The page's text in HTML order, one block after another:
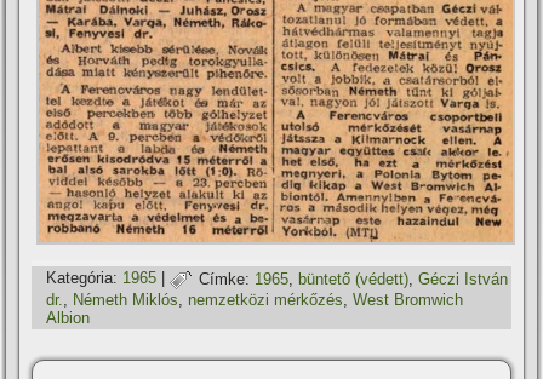
Kategória: 1965 | Címke: 1965 ,büntető (védett) ,Géczi István
dr., Németh Miklós, nemzetközi mérkőzés,West Bromwich
Albion